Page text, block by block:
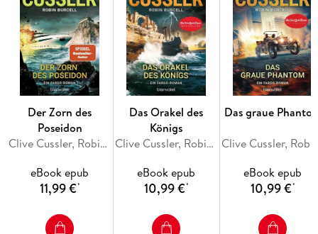
Der Zorn des
Poseidon
Clive Cussler, Robin Burcell
eBook epub
11,99 €*
Das Orakel des
Königs
Clive Cussler, Robin Burcell
eBook epub
10,99 €*
Das graue
eBook epub
10,99 €*